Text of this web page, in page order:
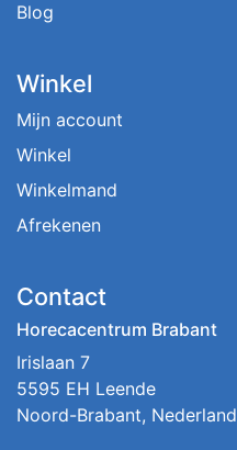
Blog
Winkel
Mijn account
Winkel
Winkelmand
Afrekenen
Contact
Horecacentrum Brabant
Irislaan 7
5595 EH Leende
Noord-Brabant, Nederland